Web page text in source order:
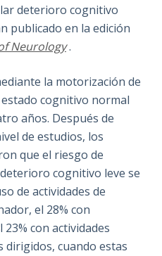
deterioro cognitivo
publicado en la edición
Neurology.
la motorización de
cognitivo normal
años. Después de
de estudios, los
que el riesgo de
cognitivo leve se
de actividades de
el 28% con
con actividades
dirigidos, cuando estas